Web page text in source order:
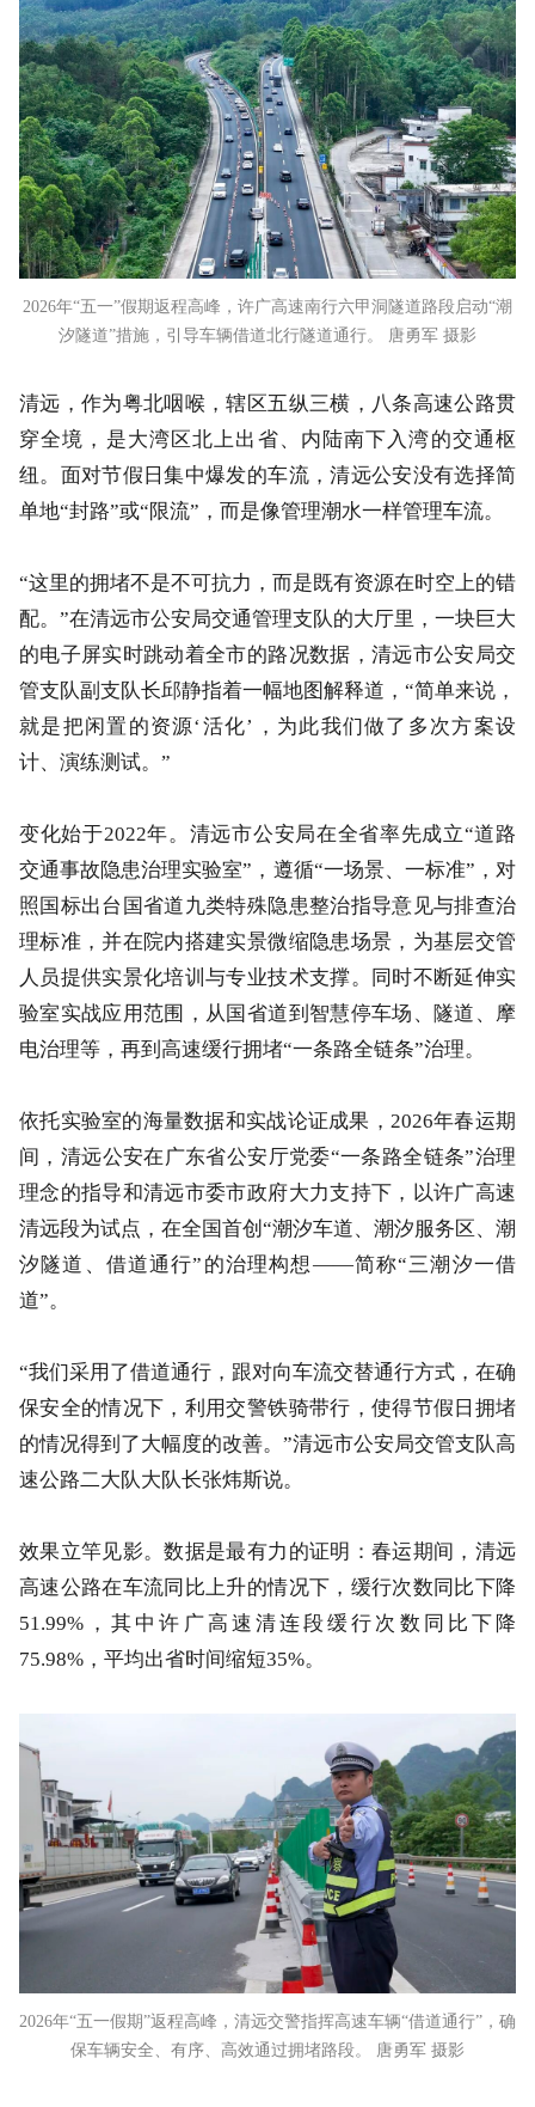
2026年“五一”假期返程高峰，许广高速南行六甲洞隧道路段启动“潮
汐隧道”措施，引导车辆借道北行隧道通行。 唐勇军 摄影
清远，作为粤北咽喉，辖区五纵三横，八条高速公路贯
穿全境，是大湾区北上出省、内陆南下入湾的交通枢
纽。面对节假日集中爆发的车流，清远公安没有选择简
单地“封路”或“限流”，而是像管理潮水一样管理车流。
“这里的拥堵不是不可抗力，而是既有资源在时空上的错
配。”在清远市公安局交通管理支队的大厅里，一块巨大
的电子屏实时跳动着全市的路况数据，清远市公安局交
管支队副支队长邱静指着一幅地图解释道，“简单来说，
就是把闲置的资源‘活化’，为此我们做了多次方案设
计、演练测试。”
变化始于2022年。清远市公安局在全省率先成立“道路
交通事故隐患治理实验室”，遵循“一场景、一标准”，对
照国标出台国省道九类特殊隐患整治指导意见与排查治
理标准，并在院内搭建实景微缩隐患场景，为基层交管
人员提供实景化培训与专业技术支撑。同时不断延伸实
验室实战应用范围，从国省道到智慧停车场、隧道、摩
电治理等，再到高速缓行拥堵“一条路全链条”治理。
依托实验室的海量数据和实战论证成果，2026年春运期
间，清远公安在广东省公安厅党委“一条路全链条”治理
理念的指导和清远市委市政府大力支持下，以许广高速
清远段为试点，在全国首创“潮汐车道、潮汐服务区、潮
汐隧道、借道通行”的治理构想——简称“三潮汐一借
道”。
“我们采用了借道通行，跟对向车流交替通行方式，在确
保安全的情况下，利用交警铁骑带行，使得节假日拥堵
的情况得到了大幅度的改善。”清远市公安局交管支队高
速公路二大队大队长张炜斯说。
效果立竿见影。数据是最有力的证明：春运期间，清远
高速公路在车流同比上升的情况下，缓行次数同比下降
51.99%，其中许广高速清连段缓行次数同比下降
75.98%，平均出省时间缩短35%。
2026年“五一假期”返程高峰，清远交警指挥高速车辆“借道通行”，确
保车辆安全、有序、高效通过拥堵路段。 唐勇军 摄影